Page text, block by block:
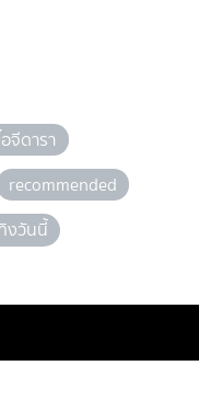
ไอจีดารา
recommended
งวันนี้